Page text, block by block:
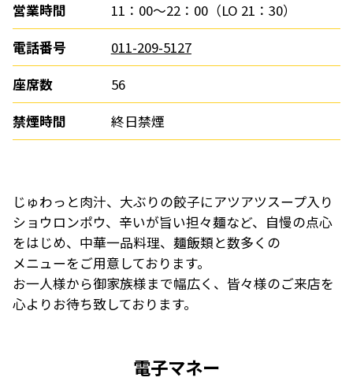
営業時間
11：00～22：00（LO 21：30）
電話番号
011-209-5127
座席数
56
禁煙時間
終日禁煙
じゅわっと肉汁、大ぶりの餃子にアツアツスープ入り
ショウロンポウ、辛いが旨い担々麺など、自慢の点心
をはじめ、中華一品料理、麺飯類と数多くの
メニューをご用意しております。
お一人様から御家族様まで幅広く、皆々様のご来店を
心よりお待ち致しております。
電子マネー